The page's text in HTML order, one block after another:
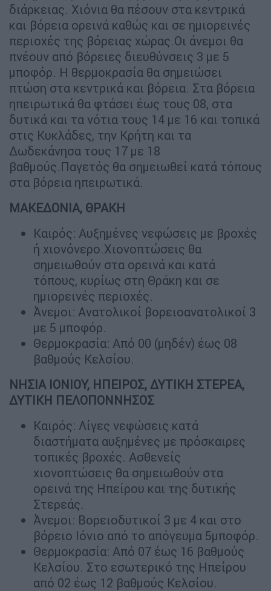
διάρκειας. Xιόνια θα πέσουν στα κεντρικά
και βόρεια ορεινά καθώς και σε ημιορεινές
περιοχές της βόρειας χώρας.Οι άνεμοι θα
πνέουν από βόρειες διευθύνσεις 3 με 5
μποφόρ. Η θερμοκρασία θα σημειώσει
πτώση στα κεντρικά και βόρεια. Στα βόρεια
ηπειρωτικά θα φτάσει έως τους 08, στα
δυτικά και τα νότια τους 14 με 16 και τοπικά
στις Κυκλάδες, την Κρήτη και τα
Δωδεκάνησα τους 17 με 18
βαθμούς.Παγετός θα σημειωθεί κατά τόπους
στα βόρεια ηπειρωτικά.
ΜΑΚΕΔΟΝΙΑ, ΘΡΑΚΗ
Καιρός: Αυξημένες νεφώσεις με βροχές
ή χιονόνερο.Χιονοπτώσεις θα
σημειωθούν στα ορεινά και κατά
τόπους, κυρίως στη Θράκη και σε
ημιορεινές περιοχές.
Άνεμοι: Ανατολικοί βορειοανατολικοί 3
με 5 μποφόρ.
Θερμοκρασία: Από 00 (μηδέν) έως 08
βαθμούς Κελσίου.
ΝΗΣΙΑ ΙΟΝΙΟΥ, ΗΠΕΙΡΟΣ, ΔΥΤΙΚΗ ΣΤΕΡΕΑ,
ΔΥΤΙΚΗ ΠΕΛΟΠΟΝΝΗΣΟΣ
Καιρός: Λίγες νεφώσεις κατά
διαστήματα αυξημένες με πρόσκαιρες
τοπικές βροχές. Ασθενείς
χιονοπτώσεις θα σημειωθούν στα
ορεινά της Ηπείρου και της δυτικής
Στερεάς.
Άνεμοι: Βορειοδυτικοί 3 με 4 και στο
βόρειο Ιόνιο από το απόγευμα 5μποφόρ.
Θερμοκρασία: Από 07 έως 16 βαθμούς
Κελσίου. Στο εσωτερικό της Ηπείρου
από 02 έως 12 βαθμούς Κελσίου.